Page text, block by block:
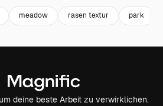
meadow rasen textur park
deine beste Arbeit zu verwirklichen.